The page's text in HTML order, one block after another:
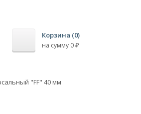
Корзина (0)
на сумму 0 ₽
"FF" 40 мм